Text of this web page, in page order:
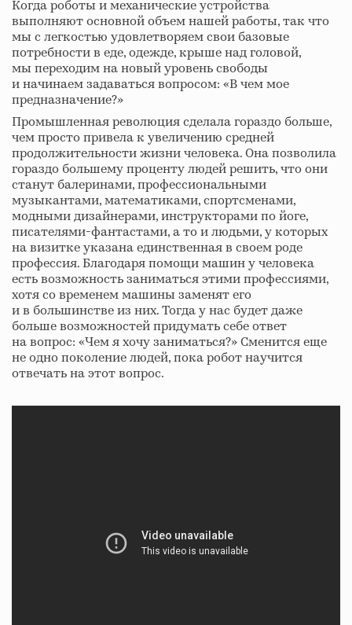
Когда роботы и механические устройства
выполняют основной объем нашей работы, так что
мы с легкостью удовлетворяем свои базовые
потребности в еде, одежде, крыше над головой,
мы переходим на новый уровень свободы
и начинаем задаваться вопросом: «В чем мое
предназначение?»
Промышленная революция сделала гораздо больше,
чем просто привела к увеличению средней
продолжительности жизни человека. Она позволила
гораздо большему проценту людей решить, что они
станут балеринами, профессиональными
музыкантами, математиками, спортсменами,
модными дизайнерами, инструкторами по йоге,
писателями-фантастами, а то и людьми, у которых
на визитке указана единственная в своем роде
профессия. Благодаря помощи машин у человека
есть возможность заниматься этими профессиями,
хотя со временем машины заменят его
и в большинстве из них. Тогда у нас будет даже
больше возможностей придумать себе ответ
на вопрос: «Чем я хочу заниматься?» Сменится еще
не одно поколение людей, пока робот научится
отвечать на этот вопрос.